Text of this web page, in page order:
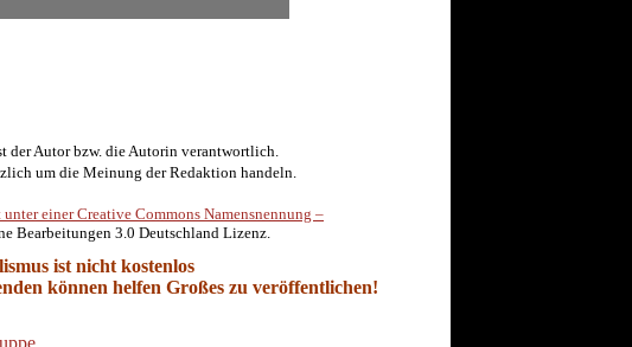
der Autor bzw. die Autorin verantwortlich.
um die Meinung der Redaktion handeln.
einer Creative Commons Namensnennung –
Bearbeitungen 3.0 Deutschland Lizenz.
ist nicht kostenlos
können helfen Großes zu veröffentlichen!